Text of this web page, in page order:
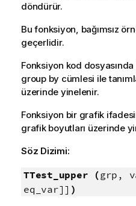
döndürür.
Bu fonksiyon, bağımsız
geçerlidir.
Fonksiyon kod
group by cümlesi ile
üzerinde yinelenir.
Fonksiyon bir grafik
grafik boyutları üzerinde
Söz Dizimi:
TTest_upper (grp,
eq_var]] )